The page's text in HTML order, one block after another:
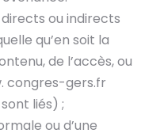
ou indirects
qu’en soit la
de l’accès, ou
congres-gers.fr
liés) ;
ou d’une